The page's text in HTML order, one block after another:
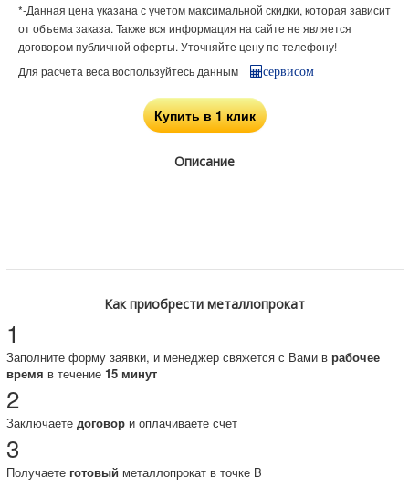
*-Данная цена указана с учетом максимальной скидки, которая зависит
от объема заказа. Также вся информация на сайте не является
договором публичной оферты. Уточняйте цену по телефону!
Для расчета веса воспользуйтесь данным
сервисом
Купить в 1 клик
Описание
Как приобрести металлопрокат
1
Заполните форму заявки, и менеджер свяжется с Вами в рабочее
время в течение 15 минут
2
Заключаете договори оплачиваете счет
3
Получаете готовый металлопрокат в точке B